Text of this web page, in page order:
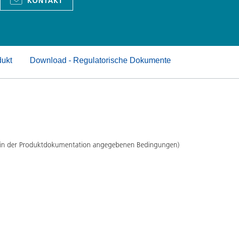
Download - Regulatorische Dokumente
der Produktdokumentation angegebenen Bedingungen)